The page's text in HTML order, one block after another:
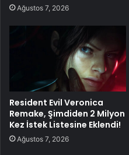
Ağustos 7, 2026
Resident Evil Veronica
Remake, Şimdiden 2 Milyon
Kez İstek Listesine Eklendi!
Ağustos 7, 2026